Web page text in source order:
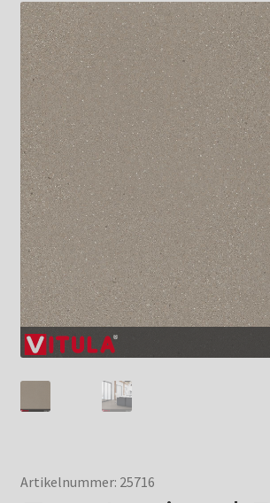
Artikelnummer: 25716